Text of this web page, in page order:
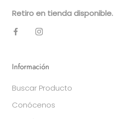
Retiro en tienda disponible.
Información
Buscar Producto
Conócenos